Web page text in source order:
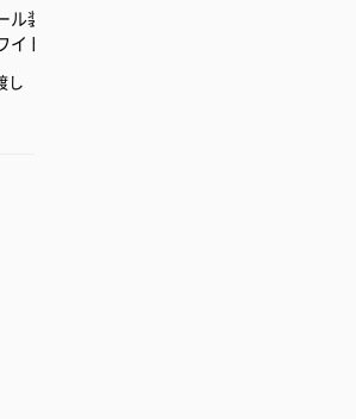
ル装飾（花ライトブル
ト）（580円）
し